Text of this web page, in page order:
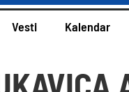
Vesti Kalendar